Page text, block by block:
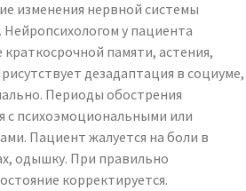
изменения нервной системы
Нейропсихологом у пациента
памяти, астения,
дезадаптация в социуме,
Периоды обострения
с психоэмоциональными или
Пациент жалуется на боли в
одышку. При правильно
корректируется.